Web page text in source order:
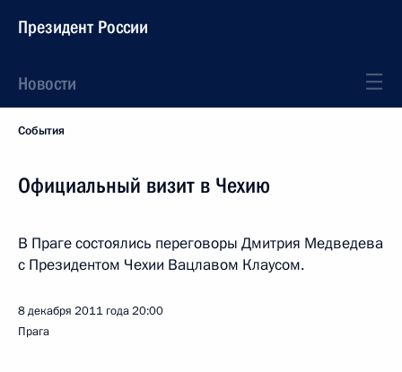
Президент России
Новости
События
Официальный визит в Чехию
В Праге состоялись переговоры Дмитрия Медведева
с Президентом Чехии Вацлавом Клаусом.
8 декабря 2011 года20:00
Прага